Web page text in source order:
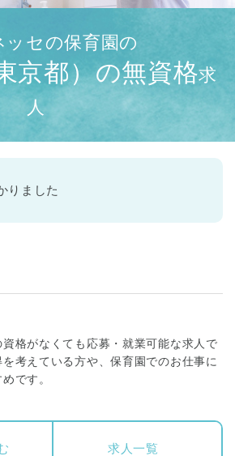
ッセの保育園の
京都）の無資格求
人
りました
格がなくても応募・就業可能な求人で
考えている方や、保育園でのお仕事に
です。
求人一覧